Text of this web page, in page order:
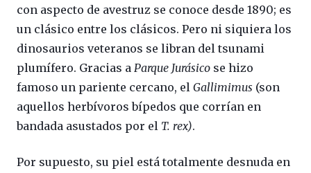
con aspecto de avestruz se conoce desde 1890; es
un clásico entre los clásicos. Pero ni siquiera los
dinosaurios veteranos se libran del tsunami
plumífero. Gracias a Parque Jurásico se hizo
famoso un pariente cercano, el Gallimimus (son
aquellos herbívoros bípedos que corrían en
bandada asustados por el T. rex).
Por supuesto, su piel está totalmente desnuda en